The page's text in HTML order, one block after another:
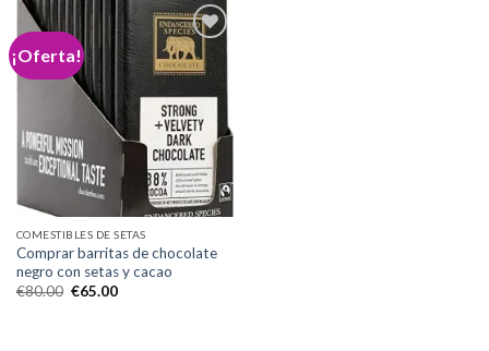
¡Oferta!
wishlist
COMESTIBLES DE SETAS
Comprar barritas de chocolate
negro con setas y cacao
€80.00 El
€65.00El